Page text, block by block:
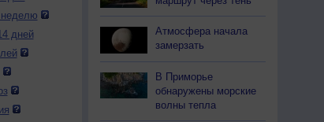
неделю
дней
Атмосфера начала
замерзать
В Приморье
обнаружены морские
волны тепла